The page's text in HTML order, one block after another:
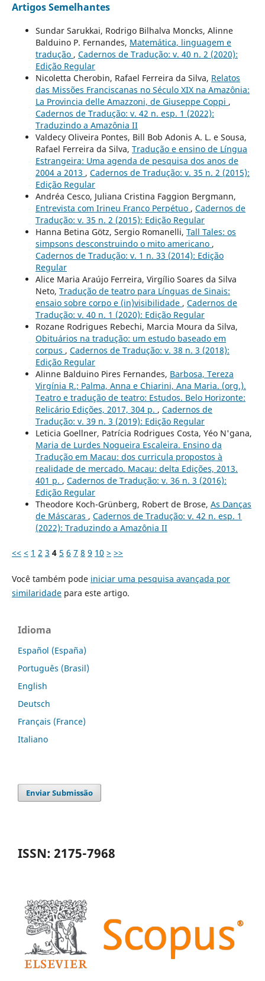
Artigos Semelhantes
Sundar Sarukkai, Rodrigo Bilhalva Moncks, Alinne
Balduino P. Fernandes, Matemática, linguagem e
tradução , Cadernos de Tradução: v. 40 n. 2 (2020):
Edição Regular
Nicoletta Cherobin, Rafael Ferreira da Silva, Relatos
das Missões Franciscanas no Século XIX na Amazônia:
La Provincia delle Amazzoni, de Giuseppe Coppi ,
Cadernos de Tradução: v. 42 n. esp. 1 (2022):
Traduzindo a Amazônia II
Valdecy Oliveira Pontes, Bill Bob Adonis A. L. e Sousa,
Rafael Ferreira da Silva, Tradução e ensino de Língua
Estrangeira: Uma agenda de pesquisa dos anos de
2004 a 2013 , Cadernos de Tradução: v. 35 n. 2 (2015):
Edição Regular
Andréa Cesco, Juliana Cristina Faggion Bergmann,
Entrevista com Irineu Franco Perpétuo , Cadernos de
Tradução: v. 35 n. 2 (2015): Edição Regular
Hanna Betina Götz, Sergio Romanelli, Tall Tales: os
simpsons desconstruindo o mito americano ,
Cadernos de Tradução: v. 1 n. 33 (2014): Edição
Regular
Alice Maria Araújo Ferreira, Virgílio Soares da Silva
Neto, Tradução de teatro para Línguas de Sinais:
ensaio sobre corpo e (in)visibilidade , Cadernos de
Tradução: v. 40 n. 1 (2020): Edição Regular
Rozane Rodrigues Rebechi, Marcia Moura da Silva,
Obituários na tradução: um estudo baseado em
corpus , Cadernos de Tradução: v. 38 n. 3 (2018):
Edição Regular
Alinne Balduino Pires Fernandes, Barbosa, Tereza
Virgínia R.; Palma, Anna e Chiarini, Ana Maria. (org.).
Teatro e tradução de teatro: Estudos. Belo Horizonte:
Relicário Edições, 2017, 304 p. , Cadernos de
Tradução: v. 39 n. 3 (2019): Edição Regular
Leticia Goellner, Patrícia Rodrigues Costa, Yéo N'gana,
Maria de Lurdes Nogueira Escaleira. Ensino da
Tradução em Macau: dos curricula propostos à
realidade de mercado. Macau: delta Edições, 2013.
401 p. , Cadernos de Tradução: v. 36 n. 3 (2016):
Edição Regular
Theodore Koch-Grünberg, Robert de Brose, As Danças
de Máscaras , Cadernos de Tradução: v. 42 n. esp. 1
(2022): Traduzindo a Amazônia II
<< < 1 2 3 4 5 6 7 8 9 10 > >>
Você também pode iniciar uma pesquisa avançada por
similaridadepara este artigo.
Idioma
Español (España)
Português (Brasil)
English
Deutsch
Français (France)
Italiano
Enviar Submissão
ISSN: 2175-7968